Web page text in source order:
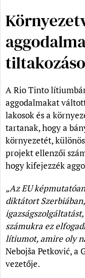
A Rio Tinto
aggodalmakat
lakosok és a
tartanak, hogy a
környezetét,
projekt ellenzői
hogy kifejezzék
„Az EU
diktátort
számukra ez
lítiumot, amire oly
Nebojša Petković, a
vezetője.